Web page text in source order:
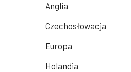
Anglia
Czechosłowacja
Europa
Holandia